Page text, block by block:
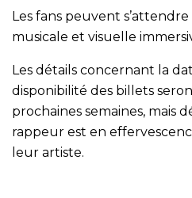
Les fans peuvent
musicale et visuelle
Les détails concernant la
disponibilité des billets
prochaines semaines, mais
rappeur est en
leur artiste.